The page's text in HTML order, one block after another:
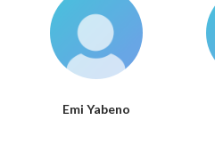
Emi Yabeno